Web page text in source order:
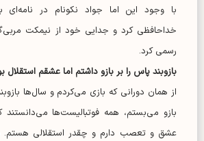
با وجود این اما جواد نکونام در نامه‌ای
خداحافظی کرد و جدایی خود از نیمکت
رسمی کرد.
بازوبند پاس را بر بازو داشتم اما عشقم استقلال
از همان دورانی که بازی می‌کردم و سال‌ها
بازو می‌بستم، همه فوتبالیست‌ها می‌دانستند
عشق و تعصب دارم و چقدر استقلالی هستم.